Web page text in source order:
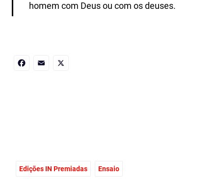
homem com Deus ou com os deuses.
Edições IN Premiadas Ensaio